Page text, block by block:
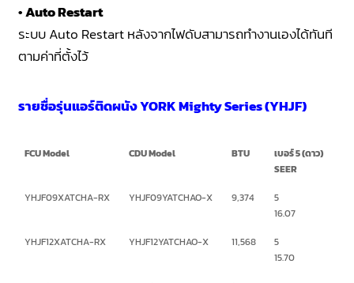
•Auto Restart
ระบบ Auto Restart หลังจากไฟดับสามารถทำงานเองได้ทันที
ตามค่าที่ตั้งไว้
รายชื่อรุ่นแอร์ติดผนัง YORK Mighty Series (YHJF)
FCU Model CDU Model BTU
เบอร์ 5 (ดาว)
SEER
YHJF09XATCHA-RX
YHJF09YATCHAO-X 9,374
5
16.07
YHJF12XATCHA-RX
YHJF12YATCHAO-X 11,568
5
15.70